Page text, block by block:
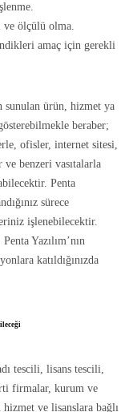
ve ölçülü olma.
amaç için gerekli
sunulan ürün, hizmet ya
beraber;
ofisler, internet sitesi,
benzeri vasıtalarla
Penta
sürece
işlenebilecektir.
Yazılım’nın
katıldığınızda
tescili, lisans tescili,
firmalar, kurum ve
ve lisanslara bağlı